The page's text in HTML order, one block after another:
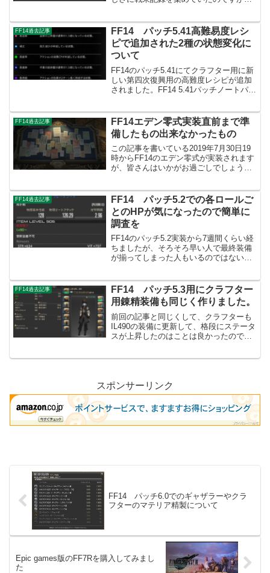
グンヒルド・ザトゥノル高原」で入手で
きる全ての戦果記録5...
FF14過去記事
FF14 パッチ5.41高難易度レシ
ピで追加された2種の状態変化に
ついて
FF14のパッチ5.41にてクラフター用に新
しい第四次復興用の高難度レシピが追加
されました。FF14 5.41パッチノートパッ
た。そこについてを中心に今回の高難
易...
FF14過去記事
FF14エデン零式実装直前まで準
備したもの出来なかったもの
この記事を書いている2019年7月30日19
時からFF14のエデン零式が実装されます
が、皆さんはいかがお過ごしでしょう
については主に多くの方が気にしている
のはバトル...
FF14過去記事
FF14 パッチ5.2での各ロールご
とのHPが気になったので簡単に
調査を
FF14のパッチ5.2実装から7週間くらい経
ちましたが、そろそろ早い人で最終装備
が揃ってしまった人もいるのではないで
のか気になったこともあり、俺Tools様の
装備...
FF14過去記事
FF14 パッチ5.3用にクラフター
用錬精装備も同じく作りました。
前回の記事と同じくして、クラフターも
IL490の装備に更新して、格段にステータ
スが上昇したのはことは良かったのです
スポンサーリンク
FF14 パッチ6.0でのギャザラーやクラ
フターのマテリア精製について
Epic games版のFF7Rを購入してみまし
た